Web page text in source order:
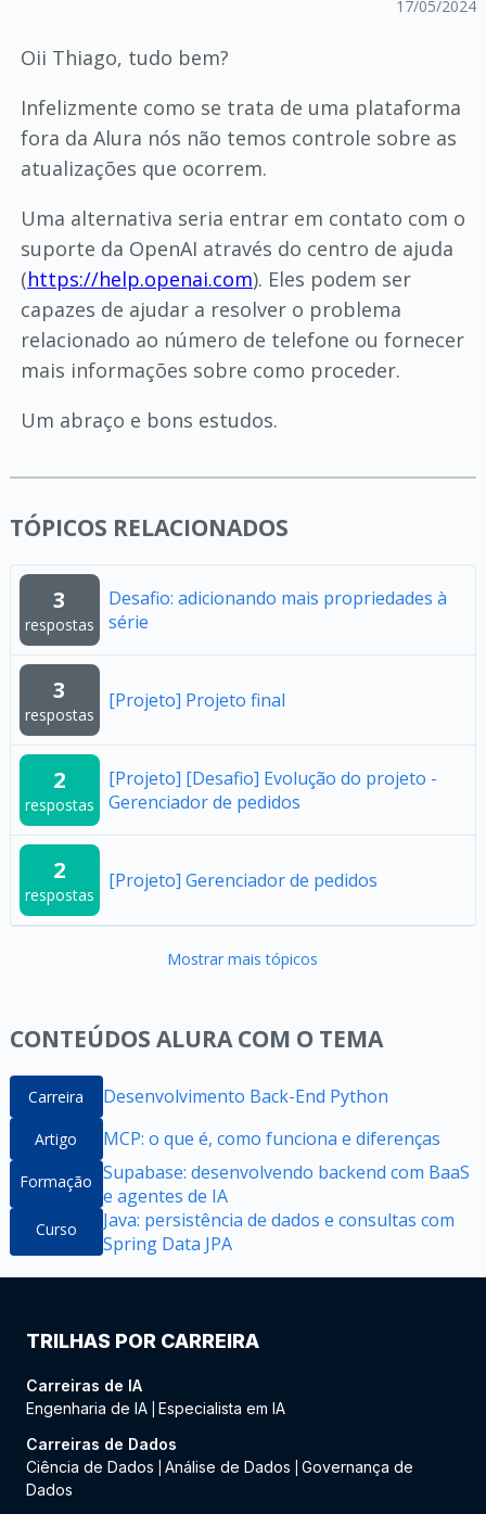
17/05/2024
Oii Thiago, tudo bem?
Infelizmente como se trata de uma plataforma
fora da Alura nós não temos controle sobre as
atualizações que ocorrem.
Uma alternativa seria entrar em contato com o
suporte da OpenAI através do centro de ajuda
(https://help.openai.com). Eles podem ser
capazes de ajudar a resolver o problema
relacionado ao número de telefone ou fornecer
mais informações sobre como proceder.
Um abraço e bons estudos.
TÓPICOS RELACIONADOS
3
respostas
Desafio: adicionando mais propriedades à
série
3
respostas
[Projeto] Projeto final
2
respostas
[Projeto] [Desafio] Evolução do projeto -
Gerenciador de pedidos
2
respostas
[Projeto] Gerenciador de pedidos
Mostrar mais tópicos
CONTEÚDOS ALURA COM O TEMA
Carreira Desenvolvimento Back-End Python
Artigo MCP: o que é, como funciona e diferenças
Formação Supabase: desenvolvendo backend com BaaS
e agentes de IA
Curso
Java: persistência de dados e consultas com
Spring Data JPA
TRILHAS POR CARREIRA
Carreiras de IA
Engenharia de IA Especialista em IA
Carreiras de Dados
Ciência de Dados
Análise de Dados
Governança de
Dados